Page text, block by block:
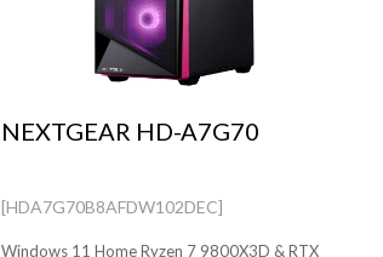
NEXTGEAR HD-A7G70
[HDA7G70B8AFDW102DEC]
Windows 11 Home Ryzen 7 9800X3D & RTX